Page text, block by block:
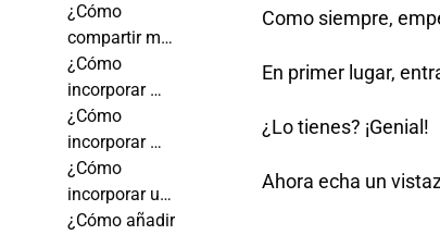
libro animado
en tu firma de
Gmail?
¿Cómo
compartir mi
libro animado
con un
código QR?
¿Cómo
incorporar mi
publicación
en
WordPress?
¿Cómo
incorporar mi
libro animado
en el sitio
web de Wix?
¿Cómo
incorporar un
flipbook en
¿Cómo añadir
Como siempre,
En primer lugar,
¿Lo tienes? ¡Genial!
Ahora echa un